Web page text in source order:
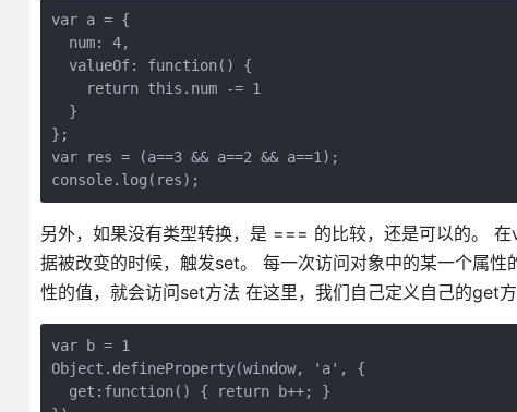
var a = {
  num: 4,
  valueOf: function() {
    return this.num -= 1
  }
};
var res = (a==3 && a==2 && a==1);
console.log(res);
另外，如果没有类型转换，是 === 的比较，还是可以的。
据被改变的时候，触发set。 每一次访问对象中的某一个属
性的值，就会访问set方法 在这里，我们自己定义自己的get方
var b = 1
Object.defineProperty(window, 'a', {
  get:function() { return b++; }